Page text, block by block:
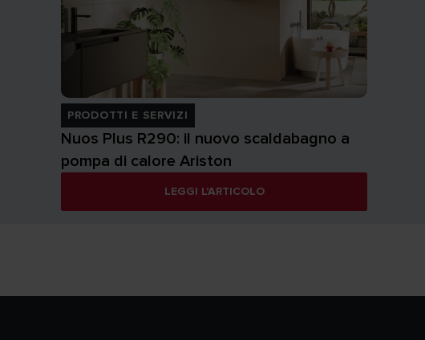
PRODOTTI E SERVIZI
Nuos Plus R290: il nuovo scaldabagno a
pompa di calore Ariston
LEGGI L'ARTICOLO